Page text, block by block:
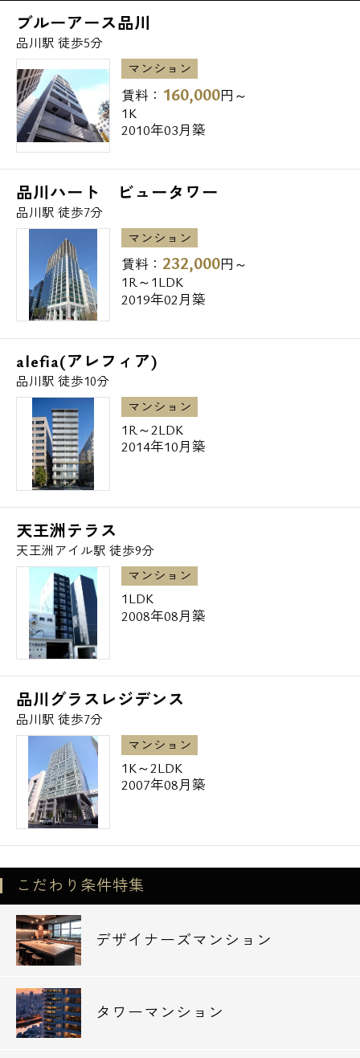
その他、品川周辺のデザイナーズマンション
を多数ご紹介可能です。
当日の内見でも経験豊富なスタッフがご案内
いたしますので、エスアールホームまでお気
軽にお問合せください。
ブルーアース品川
品川駅 徒歩5分
マンション
賃料： 160,000円～
1K
2010年03月築
品川ハート ビュータワー
品川駅 徒歩7分
マンション
賃料： 232,000円～
1R～1LDK
2019年02月築
alefia(アレフィア)
品川駅 徒歩10分
マンション
1R～2LDK
2014年10月築
天王洲テラス
天王洲アイル駅 徒歩9分
マンション
1LDK
2008年08月築
品川グラスレジデンス
品川駅 徒歩7分
マンション
1K～2LDK
2007年08月築
こだわり条件特集
デザイナーズマンション
タワーマンション
お問い合わせ